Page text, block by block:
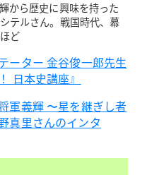
から歴史に興味を持った
テルさん。戦国時代、幕
ど
ーター 金谷俊一郎先生
日本史講座』
軍義輝 〜星を継ぎし者
真里さんのインタ